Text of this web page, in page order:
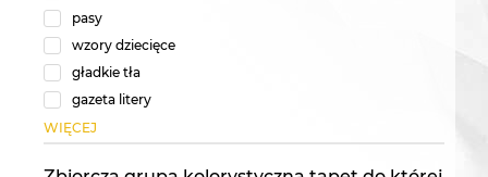
pasy
wzory dziecięce
gładkie tła
gazeta litery
WIĘCEJ